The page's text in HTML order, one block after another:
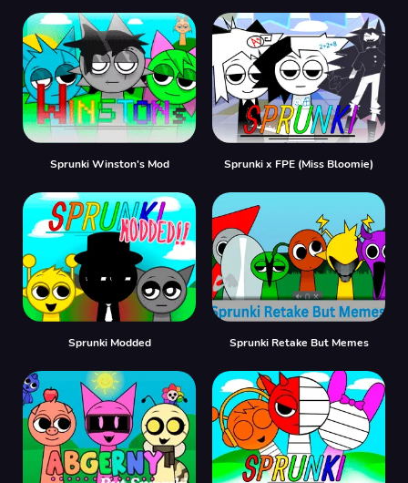
Sprunki Winston's Mod Sprunki x FPE (Miss Bloomie)
Sprunki Modded Sprunki Retake But Memes